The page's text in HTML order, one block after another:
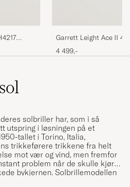
Garrett Leight Ace II 49
Sunglasses Black Glass
4 499,-
solbriller har, som i så
utspring i løsningen på et
tallet i Torino, Italia,
trikkeførere trikkene fra helt
mot vær og vind, men fremfor
problem når de skulle kjøre
bykjernen. Solbrillemodellen
modell som løste